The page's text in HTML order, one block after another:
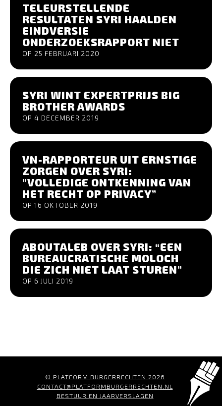
TELEURSTELLENDE
RESULTATEN SYRI HAALDEN
EINDVERSIE
ONDERZOEKSRAPPORT NIET
OP 25 FEBRUARI 2020
SYRI WINT EXPERTPRIJS BIG
BROTHER AWARDS
OP 4 DECEMBER 2019
VN-RAPPORTEUR UIT ERNSTIGE
ZORGEN OVER SYRI:
”VOLLEDIGE ONTKENNING VAN
HET RECHT OP PRIVACY”
OP 16 OKTOBER 2019
ABOUTALEB OVER SYRI: “EEN
BUREAUCRATISCHE MOLOCH
DIE ZICH NIET LAAT STUREN”
OP 6 JULI 2019
© PLATFORM BURGERRECHTEN 2026
CONTACT@PLATFORMBURGERRECHTEN.NL
BESTUUR EN JAARVERSLAGEN